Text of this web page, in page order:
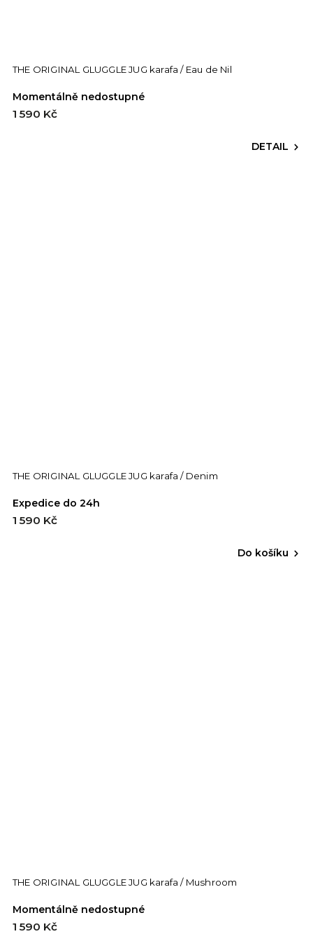
THE ORIGINAL GLUGGLE JUG karafa / Eau de Nil
Momentálně nedostupné
1 590 Kč
DETAIL
THE ORIGINAL GLUGGLE JUG karafa / Denim
Expedice do 24h
1 590 Kč
Do košíku
THE ORIGINAL GLUGGLE JUG karafa / Mushroom
Momentálně nedostupné
1 590 Kč